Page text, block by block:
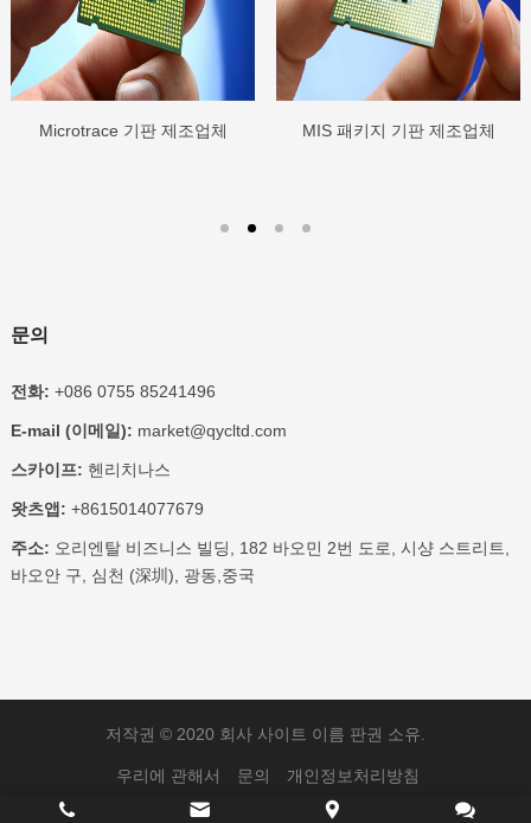
Microtrace 기판 제조업체 MIS 패키지 기판 제조업체
문의
전화: +086 0755 85241496
E-mail (이메일): market@qycltd.com
스카이프: 헨리치나스
왓츠앱: +8615014077679
주소: 오리엔탈 비즈니스 빌딩, 182 바오민 2번 도로, 시샹 스트리트,
바오안 구, 심천 (深圳), 광동,중국
저작권 © 2020 회사 사이트 이름 판권 소유.
우리에 관해서 문의 개인정보처리방침